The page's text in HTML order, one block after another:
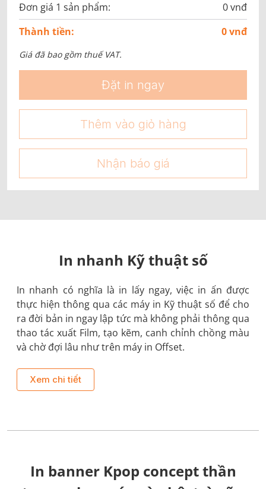
Đơn giá 1 sản phẩm:
0 vnđ
Thành tiền:
0 vnđ
Giá đã bao gồm thuế VAT.
Đặt in ngay
Thêm vào giỏ hàng
Nhận báo giá
In nhanh Kỹ thuật số
In nhanh có nghĩa là in lấy ngay, việc in ấn được
thực hiện thông qua các máy in Kỹ thuật số để cho
ra đời bản in ngay lập tức mà không phải thông qua
thao tác xuất Film, tạo kẽm, canh chỉnh chồng màu
và chờ đợi lâu như trên máy in Offset.
Xem chi tiết
In banner Kpop concept thần